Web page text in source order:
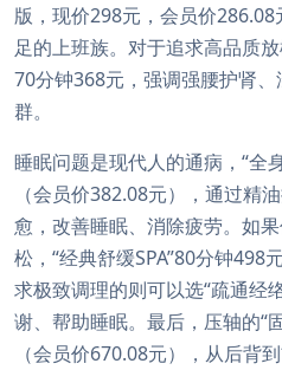
版，现价298元，会员价
足的上班族。对于追求高品质
70分钟368元，强调强腰护肾
群。
睡眠问题是现代人的通病，“全
（会员价382.08元），通过精
愈，改善睡眠、消除疲劳。如
松，“经典舒缓SPA”80分钟498
求极致调理的则可以选“疏通经
谢、帮助睡眠。最后，压轴的“
（会员价670.08元），从后背